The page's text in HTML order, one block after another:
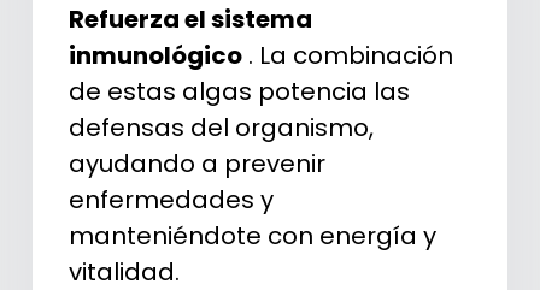
Refuerza el sistema
inmunológico. La combinación
de estas algas potencia las
defensas del organismo,
ayudando a prevenir
enfermedades y
manteniéndote con energía y
vitalidad.